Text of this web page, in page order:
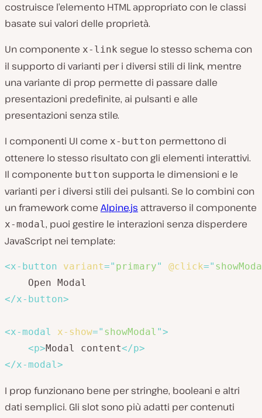
costruisce l’elemento HTML appropriato con le classi
basate sui valori delle proprietà.
Un componente x-link segue lo stesso schema con
il supporto di varianti per i diversi stili di link, mentre
una variante di prop permette di passare dalle
presentazioni predefinite, ai pulsanti e alle
presentazioni senza stile.
I componenti UI come x-button permettono di
ottenere lo stesso risultato con gli elementi interattivi.
Il componente button supporta le dimensioni e le
varianti per i diversi stili dei pulsanti. Se lo combini con
un framework come Alpine.js attraverso il componente
x-modal, puoi gestire le interazioni senza disperdere
JavaScript nei template:
<x-button variant=" primary" @click="
</x-button>
<x-modal x-show=" showModal ">
<p>Modal content</p>
</x-modal>
I prop funzionano bene per stringhe, booleani e altri
dati semplici. Gli slot sono più adatti per contenuti